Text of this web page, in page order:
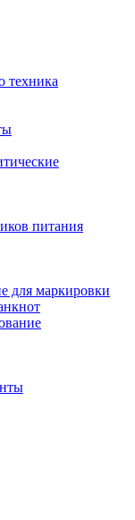
техника
питания
для маркировки